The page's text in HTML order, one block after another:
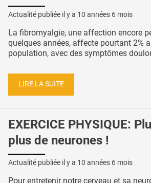
Actualité publiée il y a 10 années 6 mois
La fibromyalgie, une affection encore
quelques années, affecte pourtant 2%
population, avec des symptômes
LIRE LA SUITE
EXERCICE PHYSIQUE:
plus de neurones !
Actualité publiée il y a 10 années 6 mois
Pour entretenir notre cerveau et sa